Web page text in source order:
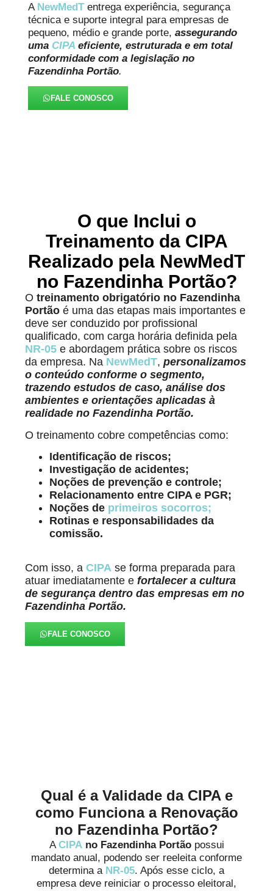
A NewMedT entrega experiência, segurança
técnica e suporte integral para empresas de
pequeno, médio e grande porte,assegurando
uma CIPA eficiente, estruturada e em total
conformidade com a legislação no
Fazendinha Portão.
FALE CONOSCO
O que Inclui o
Treinamento da CIPA
Realizado pela NewMedT
no Fazendinha Portão?
Otreinamento obrigatório no Fazendinha
Portão é uma das etapas mais importantes e
deve ser conduzido por profissional
qualificado, com carga horária definida pela
NR-05 e abordagem prática sobre os riscos
da empresa. Na NewMedT,personalizamos
o conteúdo conforme o segmento,
trazendo estudos de caso, análise dos
ambientes e orientações aplicadas à
realidade no Fazendinha Portão.
O treinamento cobre competências como:
Identificação de riscos;
Investigação de acidentes;
Noções de prevenção e controle;
Relacionamento entre CIPA e PGR;
Noções de primeiros socorros;
Rotinas e responsabilidades da
comissão.
Com isso, aCIPA se forma preparada para
atuar imediatamente efortalecer a cultura
de segurança dentro das empresas em no
Fazendinha Portão.
FALE CONOSCO
Qual é a Validade da CIPA e
como Funciona a Renovação
no Fazendinha Portão?
A CIPA no Fazendinha Portãopossui
mandato anual, podendo ser reeleita conforme
determina a NR-05. Após esse ciclo, a
empresa deve reiniciar o processo eleitoral,